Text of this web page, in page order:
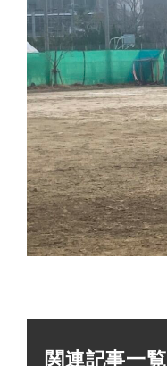
関連記事一覧